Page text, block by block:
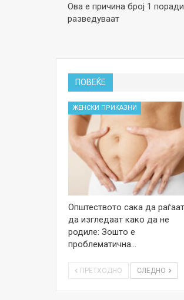
Ова е причина број 1 поради
разведуваат
ПОВЕЌЕ
ЖЕНСКИ ПРИКАЗНИ
Општеството сака да
да изгледаат како да не
родиле: Зошто е
проблематична…
ПРЕТХОДНО СЛЕДНО